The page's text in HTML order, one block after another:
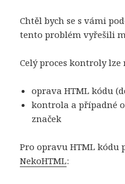
Chtěl bych se s vámi
tento problém vyřešili
Celý proces kontroly
oprava HTML kódu
kontrola a případné
značek
Pro opravu HTML
NekoHTML: